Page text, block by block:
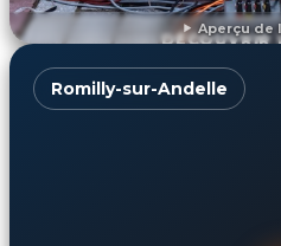
Aperçu de
DÉCOUVRIR
Romilly-sur-Andelle